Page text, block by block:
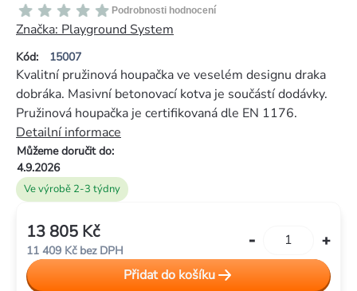
Kód: 15007
Průměrné
hodnocení
produktu
je
0,0
z
5
hvězdiček.
Podrobnosti hodnocení
Značka: Playground System
Ve výrobě 2-3 týdny
Můžeme doručit do:
4.9.2026
Kvalitní pružinová houpačka ve veselém designu draka
dobráka. Masivní betonovací kotva je součástí dodávky.
Pružinová houpačka je certifikovaná dle EN 1176.
Detailní informace
13 805 Kč
11 409 Kč bez DPH
cena:
Přidat do košíku